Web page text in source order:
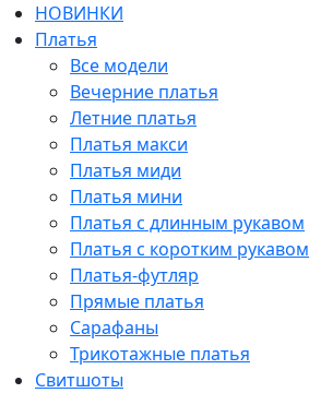
НОВИНКИ
Платья
Все модели
Вечерние платья
Летние платья
Платья макси
Платья миди
Платья мини
Платья с длинным рукавом
Платья с коротким рукавом
Платья-футляр
Прямые платья
Сарафаны
Трикотажные платья
Свитшоты